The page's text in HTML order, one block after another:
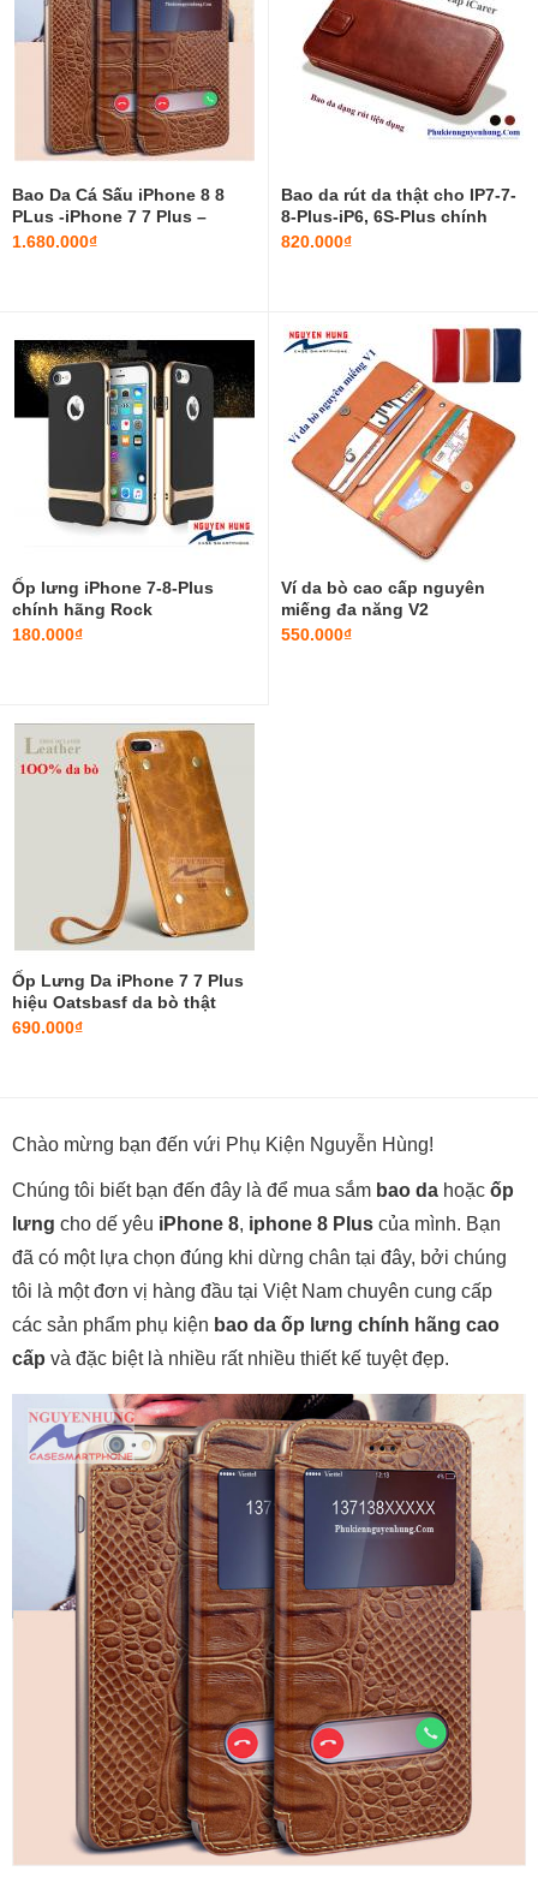
Bao Da Cá Sấu iPhone 8 8
PLus -iPhone 7 7 Plus –
GusTell chính hãng
1.680.000₫
Bao da rút da thật cho IP7-7-
8-Plus-iP6, 6S-Plus chính
hãng iCarer
820.000₫
Ốp lưng iPhone 7-8-Plus
chính hãng Rock
180.000₫
Ví da bò cao cấp nguyên
miếng đa năng V2
550.000₫
Ốp Lưng Da iPhone 7 7 Plus
hiệu Oatsbasf da bò thật
1OO%
690.000₫
Chào mừng bạn đến vứi Phụ Kiện Nguyễn Hùng!
Chúng tôi biết bạn đến đây là để mua sắm bao da hoặc ốp
lưng cho dế yêu iPhone 8, iphone 8 Plus của mình. Bạn
đã có một lựa chọn đúng khi dừng chân tại đây, bởi chúng
tôi là một đơn vị hàng đầu tại Việt Nam chuyên cung cấp
các sản phẩm phụ kiện bao da ốp lưng chính hãng cao
cấp và đặc biệt là nhiều rất nhiều thiết kế tuyệt đẹp.